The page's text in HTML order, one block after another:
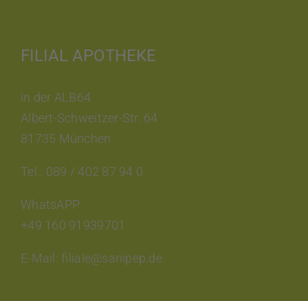
FILIAL APOTHEKE
in der ALB64
Albert-Schweitzer-Str. 64
81735 München
Tel.: 089 / 402 87 94 0
WhatsAPP
+49 160 91939701
E-Mail: filiale@sanipep.de